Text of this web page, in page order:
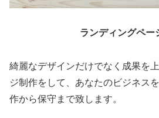
ランディングペー
綺麗なデザインだけでなく成果を
ジ制作をして、あなたのビジネス
作から保守まで致します。